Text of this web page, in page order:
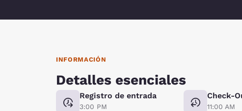
INFORMACIÓN
Detalles esenciales
Registro de entrada
3:00 PM
Check-
11:00 AM